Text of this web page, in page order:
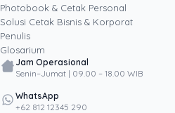
Popular
Photobook & Cetak Personal
Solusi Cetak Bisnis & Korporat
Penulis
Glosarium
Jam Operasional
Senin–Jumat | 09.00 – 18.00 WIB
WhatsApp
+62 812 12345 290